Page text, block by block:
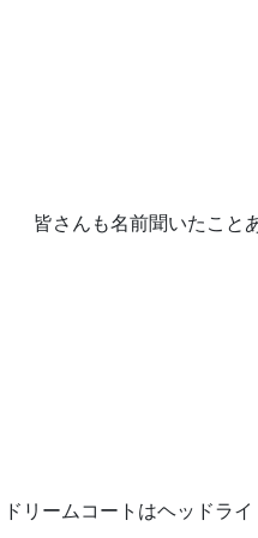
皆さんも名前聞いたこと
ドリームコートはヘッドラ